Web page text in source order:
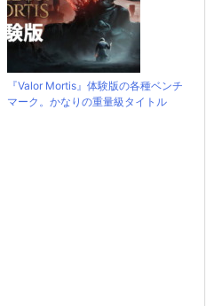
『Valor Mortis』体験版の各種ベンチ
マーク。かなりの重量級タイトル